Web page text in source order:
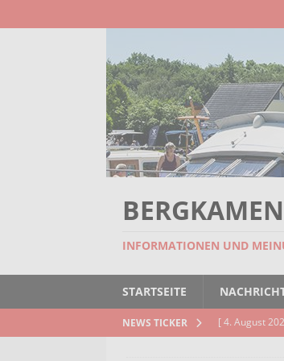
INFORMATIONEN UND
STARTSEITE
NEWS TICKER [ 4. August